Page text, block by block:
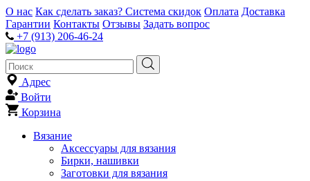
О нас Как сделать заказ? Система скидок Оплата Доставка
Гарантии Контакты Отзывы Задать вопрос
+7 (913) 206-46-24
Адрес
Войти
Корзина
Вязание
Аксессуары для вязания
Бирки, нашивки
Заготовки для вязания